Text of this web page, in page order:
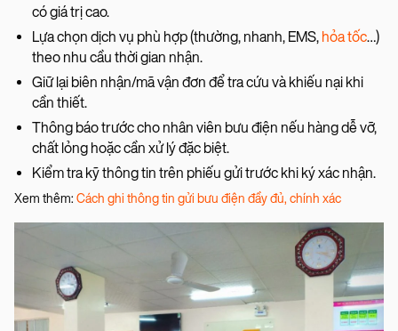
có giá trị cao.
Lựa chọn dịch vụ phù hợp (thường, nhanh, EMS, hỏa tốc…)
theo nhu cầu thời gian nhận.
Giữ lại biên nhận/mã vận đơn để tra cứu và khiếu nại khi
cần thiết.
Thông báo trước cho nhân viên bưu điện nếu hàng dễ vỡ,
chất lỏng hoặc cần xử lý đặc biệt.
Kiểm tra kỹ thông tin trên phiếu gửi trước khi ký xác nhận.
Xem thêm: Cách ghi thông tin gửi bưu điện đầy đủ, chính xác